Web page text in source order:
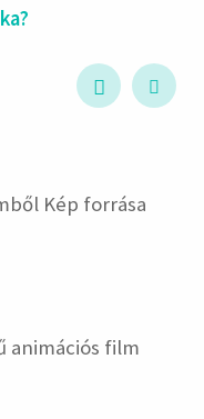
animációs film